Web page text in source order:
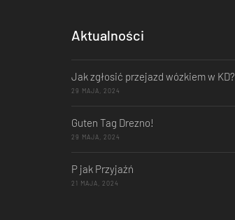
Aktualności
Jak zgłosić przejazd wózkiem w KD?
29 MAJA, 2024
Guten Tag Drezno!
29 MAJA, 2024
P jak Przyjaźń
21 MAJA, 2024